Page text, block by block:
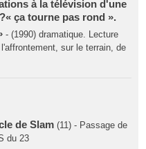
à la télévision d'une
ça tourne pas rond ».
- (1990) dramatique. Lecture
sur le terrain, de
de Slam (11) - Passage de
du 23